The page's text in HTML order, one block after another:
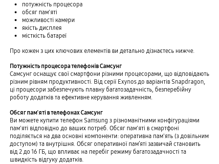
потужність процесора
обсяг пам'яті
можливості камери
якість дисплея
місткість батареї
Про кожен з цих ключових елементів ви детально дізнаєтесь нижче.
Потужність процесора телефонів Самсунг
Самсунг оснащує свої смартфони різними процесорами, що відповідають
різним рівням продуктивності. Від серії Exynos до варіантів Snapdragon,
ці процесори забезпечують плавну багатозадачність, безперебійну
роботу додатків та ефективне керування живленням.
Обсяг пам'яті в телефонах Самсунг
Ви можете купити телефон Samsung з різноманітними конфігураціями
пам'яті відповідно до ваших потреб. Обсяг пам'яті в смартфоні
поділяється на два основні компоненти: оперативна пам'ять (з довільним
доступом) та внутрішня. Обсяг оперативної пам’яті зазвичай становить
від 2 до 16 ГБ, що впливає на перебіг режиму багатозадачності та
швидкість відгуку додатків.